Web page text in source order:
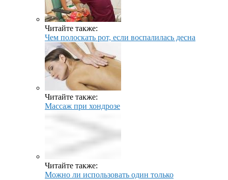
Читайте также:
Чем полоскать рот, если воспалилась десна
Читайте также:
Массаж при хондрозе
Читайте также:
Можно ли использовать один только